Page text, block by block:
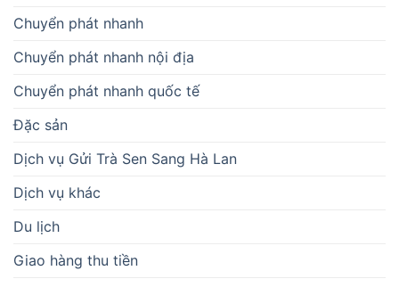
Chuyển phát nhanh
Chuyển phát nhanh nội địa
Chuyển phát nhanh quốc tế
Đặc sản
Dịch vụ Gửi Trà Sen Sang Hà Lan
Dịch vụ khác
Du lịch
Giao hàng thu tiền